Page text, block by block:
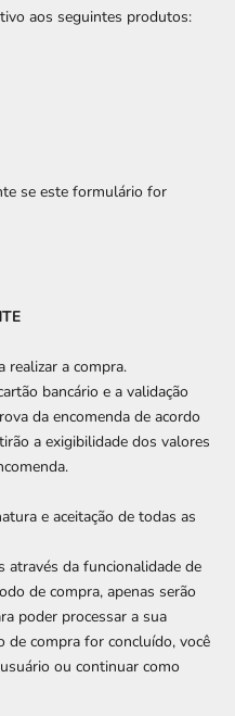
aos seguintes produtos:
se este formulário for
realizar a compra.
bancário e a validação
da encomenda de acordo
a exigibilidade dos valores
e aceitação de todas as
através da funcionalidade de
de compra, apenas serão
poder processar a sua
de compra for concluído, você
ou continuar como